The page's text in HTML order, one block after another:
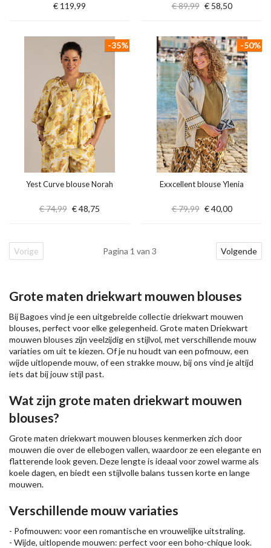
€ 119,99 € 89,99 € 58,50
Yest Curve blouse Norah
€ 74,99 € 48,75
-35%
Exxcellent blouse Ylenia
€ 79,99 € 40,00
-50%
Vorige Pagina 1 van 3 Volgende
Grote maten driekwart mouwen blouses
Bij Bagoes vind je een uitgebreide collectie driekwart mouwen
blouses, perfect voor elke gelegenheid. Grote maten Driekwart
mouwen blouses zijn veelzijdig en stijlvol, met verschillende mouw
variaties om uit te kiezen. Of je nu houdt van een pofmouw, een
wijde uitlopende mouw, of een strakke mouw, bij ons vind je altijd
iets dat bij jouw stijl past.
Wat zijn grote maten driekwart mouwen
blouses?
Grote maten driekwart mouwen blouses kenmerken zich door
mouwen die over de ellebogen vallen, waardoor ze een elegante en
flatterende look geven. Deze lengte is ideaal voor zowel warme als
koele dagen, en biedt een stijlvolle balans tussen korte en lange
mouwen.
Verschillende mouw variaties
- Pofmouwen: voor een romantische en vrouwelijke uitstraling.
- Wijde, uitlopende mouwen: perfect voor een boho-chique look.